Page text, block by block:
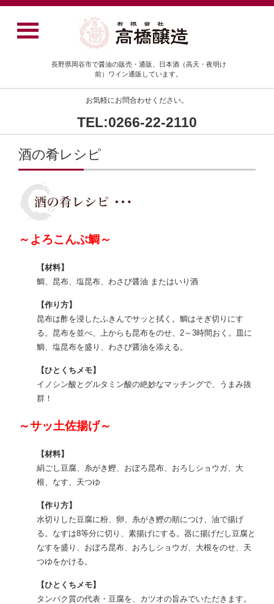
長野県岡谷市で醤油の販売・通販、日本酒（高天・夜明け
前）ワイン通販しています。
お気軽にお問合わせください。
TEL:0266-22-2110
酒の肴レシピ
～よろこんぶ鯛～
【材料】
鯛、昆布、塩昆布、わさび醤油 またはいり酒
【作り方】
昆布は酢を浸したふきんでサッと拭く。鯛はそぎ切りにす
る。昆布を並べ、上からも昆布をのせ、2～3時間おく。皿に
鯛、塩昆布を盛り、わさび醤油を添える。
【ひとくちメモ】
イノシン酸とグルタミン酸の絶妙なマッチングで、うまみ抜
群！
～サッ土佐揚げ～
【材料】
絹ごし豆腐、糸がき鰹、おぼろ昆布、おろしショウガ、大
根、なす、天つゆ
【作り方】
水切りした豆腐に粉、卵、糸がき鰹の順につけ、油で揚げ
る。なすは8等分に切り、素揚げにする。器に揚げだし豆腐と
なすを盛り、おぼろ昆布、おろしショウガ、大根をのせ、天
つゆをかける。
【ひとくちメモ】
タンパク質の代表・豆腐を、カツオの旨みでいただきます。